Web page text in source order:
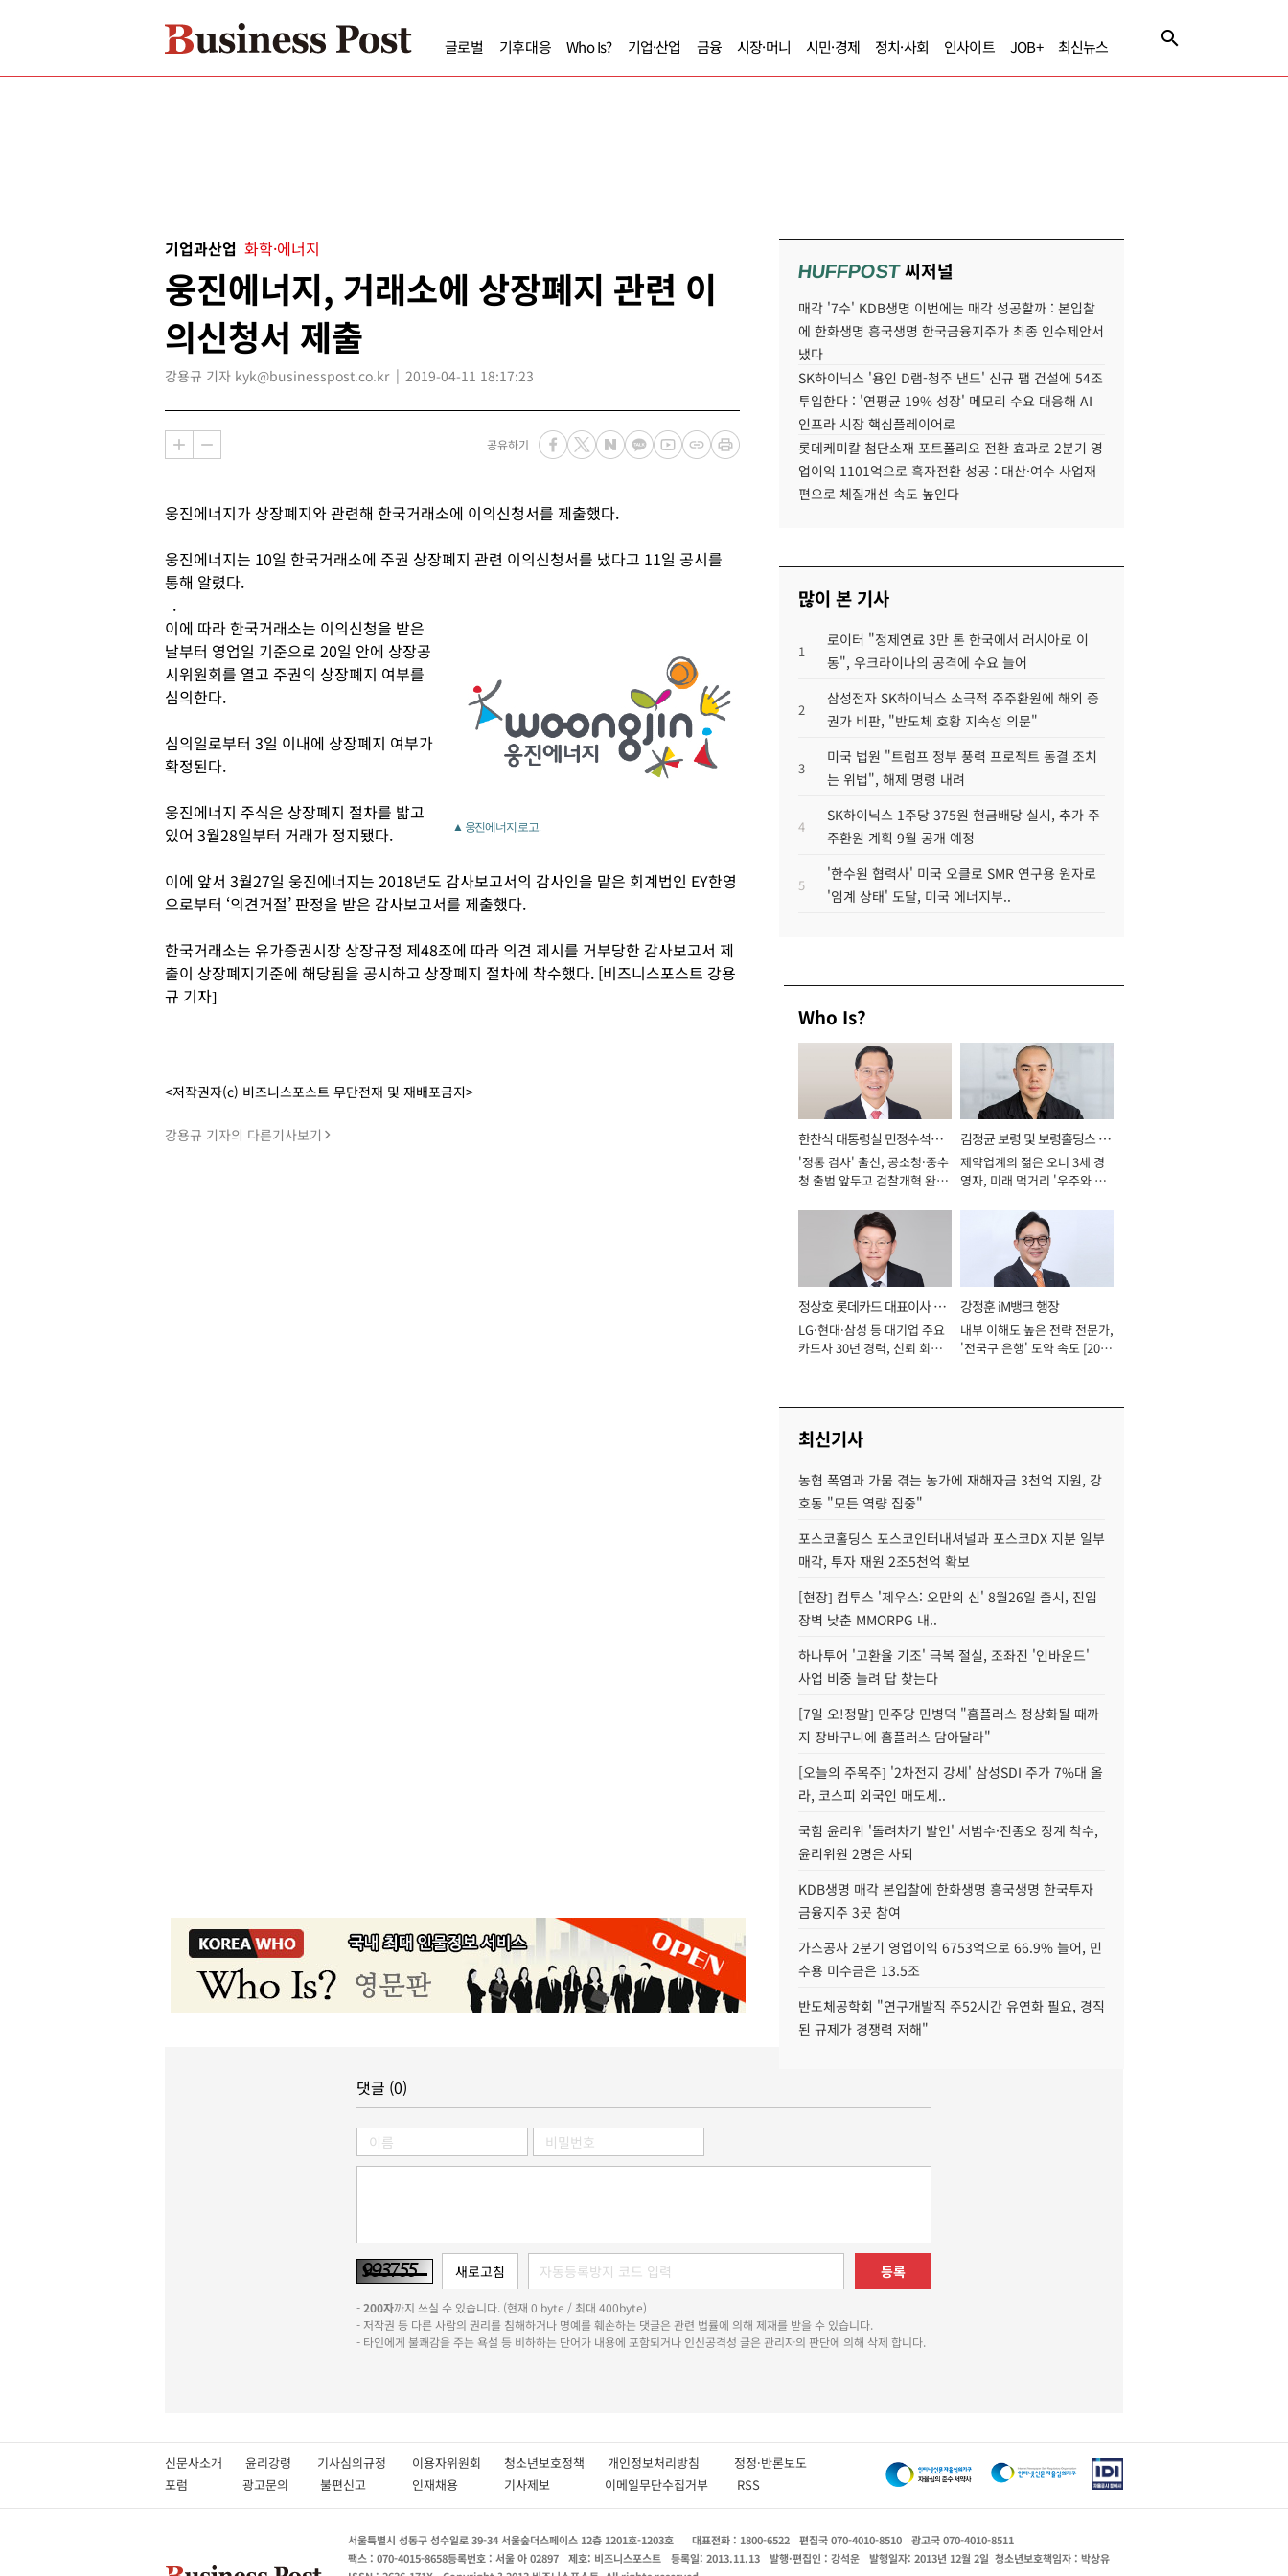
글로벌 기후대응 Who Is? 기업·산업 금융 시장·머니 시민·경제 정치·사회 인사이트 JOB+ 최신뉴스
기업과산업 화학·에너지
웅진에너지, 거래소에 상장폐지 관련 이
의신청서 제출
강용규 기자 kyk@businesspost.co.kr 2019-04-11 18:17:23
공유하기
웅진에너지가 상장폐지와 관련해 한국거래소에 이의신청서를 제출했다.
웅진에너지는 10일 한국거래소에 주권 상장폐지 관련 이의신청서를 냈다고 11일 공시를
통해 알렸다.
▲ 웅진에너지 로고.
.
이에 따라 한국거래소는 이의신청을 받은
날부터 영업일 기준으로 20일 안에 상장공
시위원회를 열고 주권의 상장폐지 여부를
심의한다.
심의일로부터 3일 이내에 상장폐지 여부가
확정된다.
웅진에너지 주식은 상장폐지 절차를 밟고
있어 3월28일부터 거래가 정지됐다.
이에 앞서 3월27일 웅진에너지는 2018년도 감사보고서의 감사인을 맡은 회계법인 EY한영
으로부터 ‘의견거절’ 판정을 받은 감사보고서를 제출했다.
한국거래소는 유가증권시장 상장규정 제48조에 따라 의견 제시를 거부당한 감사보고서 제
출이 상장폐지기준에 해당됨을 공시하고 상장폐지 절차에 착수했다. [비즈니스포스트 강용
규 기자]
<저작권자(c) 비즈니스포스트 무단전재 및 재배포금지>
강용규 기자의 다른기사보기
HUFFPOST씨저널
매각 '7수' KDB생명 이번에는 매각 성공할까 : 본입찰
에 한화생명 흥국생명 한국금융지주가 최종 인수제안서
냈다
SK하이닉스 '용인 D램-청주 낸드' 신규 팹 건설에 54조
투입한다 : '연평균 19% 성장' 메모리 수요 대응해 AI
인프라 시장 핵심플레이어로
롯데케미칼 첨단소재 포트폴리오 전환 효과로 2분기 영
업이익 1101억으로 흑자전환 성공 : 대산·여수 사업재
편으로 체질개선 속도 높인다
많이 본 기사
1
로이터 "정제연료 3만 톤 한국에서 러시아로 이
동", 우크라이나의 공격에 수요 늘어
2
삼성전자 SK하이닉스 소극적 주주환원에 해외 증
권가 비판, "반도체 호황 지속성 의문"
3
미국 법원 "트럼프 정부 풍력 프로젝트 동결 조치
는 위법", 해제 명령 내려
4
SK하이닉스 1주당 375원 현금배당 실시, 추가 주
주환원 계획 9월 공개 예정
5
'한수원 협력사' 미국 오클로 SMR 연구용 원자로
'임계 상태' 도달, 미국 에너지부..
Who Is?
한찬식 대통령실 민정수석비
서관
'정통 검사' 출신, 공소청·중수
청 출범 앞두고 검찰개혁 완수
김정균 보령 및 보령홀딩스 대
표이사 사장
제약업계의 젊은 오너 3세 경
영자, 미래 먹거리 '우주와 헬
정상호 롯데카드 대표이사 사
장
LG·현대·삼성 등 대기업 주요
카드사 30년 경력, 신뢰 회복
강정훈 iM뱅크 행장
내부 이해도 높은 전략 전문가,
'전국구 은행' 도약 속도 [2026
최신기사
농협 폭염과 가뭄 겪는 농가에 재해자금 3천억 지원, 강
호동 "모든 역량 집중"
포스코홀딩스 포스코인터내셔널과 포스코DX 지분 일부
매각, 투자 재원 2조5천억 확보
[현장] 컴투스 '제우스: 오만의 신' 8월26일 출시, 진입
장벽 낮춘 MMORPG 내..
하나투어 '고환율 기조' 극복 절실, 조좌진 '인바운드'
사업 비중 늘려 답 찾는다
[7일 오!정말] 민주당 민병덕 "홈플러스 정상화될 때까
지 장바구니에 홈플러스 담아달라"
[오늘의 주목주] '2차전지 강세' 삼성SDI 주가 7%대 올
라, 코스피 외국인 매도세..
국힘 윤리위 '돌려차기 발언' 서범수·진종오 징계 착수,
윤리위원 2명은 사퇴
KDB생명 매각 본입찰에 한화생명 흥국생명 한국투자
금융지주 3곳 참여
가스공사 2분기 영업이익 6753억으로 66.9% 늘어, 민
수용 미수금은 13.5조
반도체공학회 "연구개발직 주52시간 유연화 필요, 경직
된 규제가 경쟁력 저해"
댓글 (0)
등록
-200자까지 쓰실 수 있습니다. (현재 0 byte / 최대 400byte)
- 저작권 등 다른 사람의 권리를 침해하거나 명예를 훼손하는 댓글은 관련 법률에 의해 제재를 받을 수 있습니다.
- 타인에게 불쾌감을 주는 욕설 등 비하하는 단어가 내용에 포함되거나 인신공격성 글은 관리자의 판단에 의해 삭제 합니다.
신문사소개 윤리강령 기사심의규정 이용자위원회 청소년보호정책 개인정보처리방침 정정·반론보도
포럼
광고문의 불편신고 인재채용 기사제보 이메일무단수집거부 RSS
서울특별시 성동구 성수일로 39-34 서울숲더스페이스 12층 1201호-1203호 대표전화 : 1800-6522 편집국 070-4010-8510
광고국 070-4010-8511
팩스 : 070-4015-8658등록번호 : 서울 아 02897 제호: 비즈니스포스트 등록일: 2013.11.13 발행·편집인 : 강석운 발행일자: 2013년 12월 2일 청소년보호책임자 : 박상유